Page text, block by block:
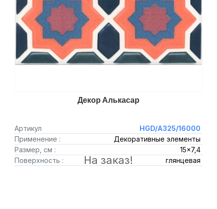
Декор Алькасар
Артикул
HGD/A325/16000
Применение :
Декоративные элементы
Размер, см :
15x7,4
Поверхность :
глянцевая
На заказ!